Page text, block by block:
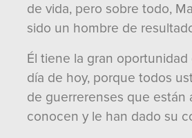
de vida, pero sobre todo,
sido un hombre de
Él tiene la gran oportunidad
día de hoy, porque todos
de guerrerenses que están
conocen y le han dado su